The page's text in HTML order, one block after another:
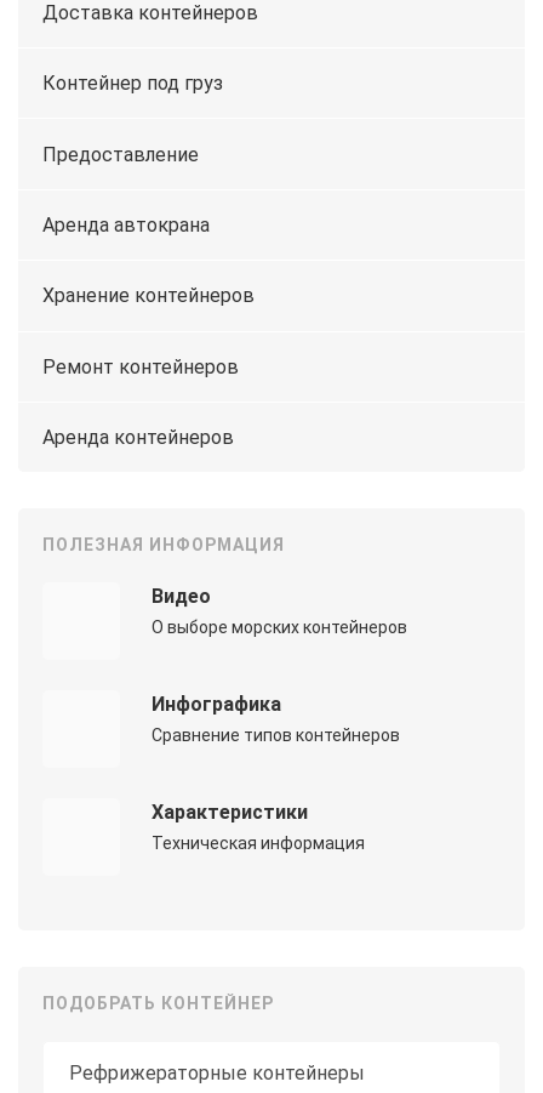
Доставка контейнеров
Контейнер под груз
Предоставление
Аренда автокрана
Хранение контейнеров
Ремонт контейнеров
Аренда контейнеров
ПОЛЕЗНАЯ ИНФОРМАЦИЯ
Видео
О выборе морских контейнеров
Инфографика
Сравнение типов контейнеров
Характеристики
Техническая информация
ПОДОБРАТЬ КОНТЕЙНЕР